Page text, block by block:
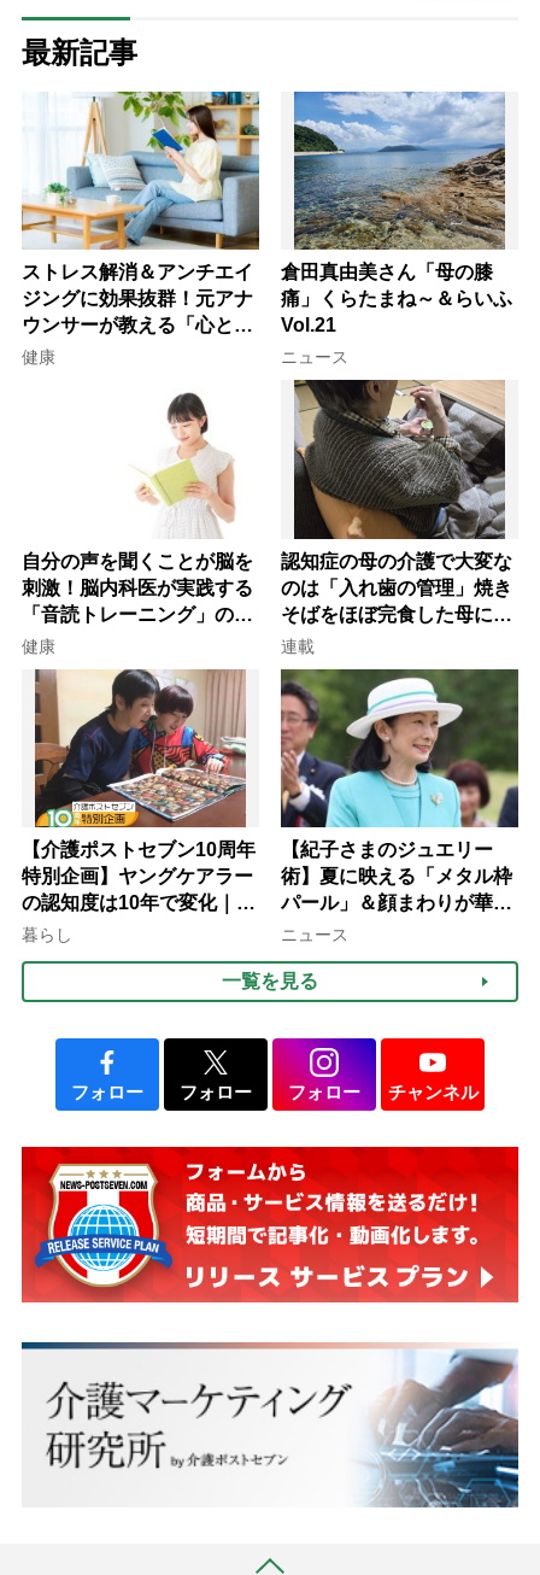
最新記事
ストレス解消＆アンチエイ
ジングに効果抜群！元アナ
ウンサーが教える「心と体
を元気にする音読の習慣」
健康
倉田真由美さん「母の膝
痛」くらたまね～＆らいふ
Vol.21
ニュース
自分の声を聞くことが脳を
刺激！脳内科医が実践する
「音読トレーニング」の極
意
健康
認知症の母の介護で大変な
のは「入れ歯の管理」焼き
そばをほぼ完食した母に息
子が血の気が引いた理由
連載
【介護ポストセブン10周年
特別企画】ヤングケアラー
の認知度は10年で変化｜流
行語大賞にノミネート、法
暮らし
【紀子さまのジュエリー
術】夏に映える「メタル枠
パール」＆顔まわりが華や
ぐ「揺れる一粒」の使い分
ニュース
一覧を見る
フォロー フォロー フォロー チャンネル